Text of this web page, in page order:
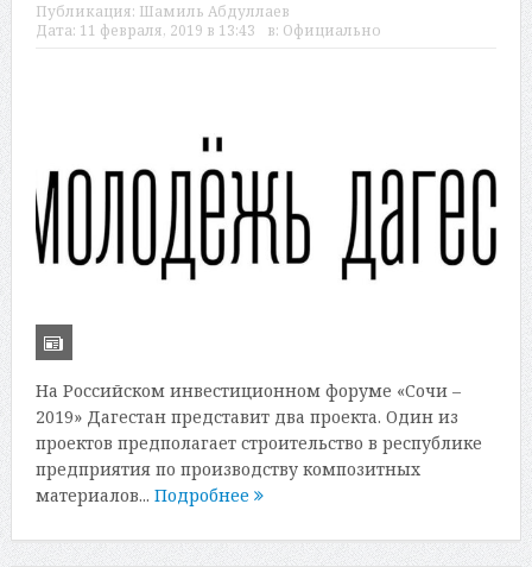
Публикация: Шамиль Абдуллаев
Дата: 11 февраля, 2019 в 13:43 в: Официально
На Российском инвестиционном форуме «Сочи –
2019» Дагестан представит два проекта. Один из
проектов предполагает строительство в республике
предприятия по производству композитных
материалов... Подробнее